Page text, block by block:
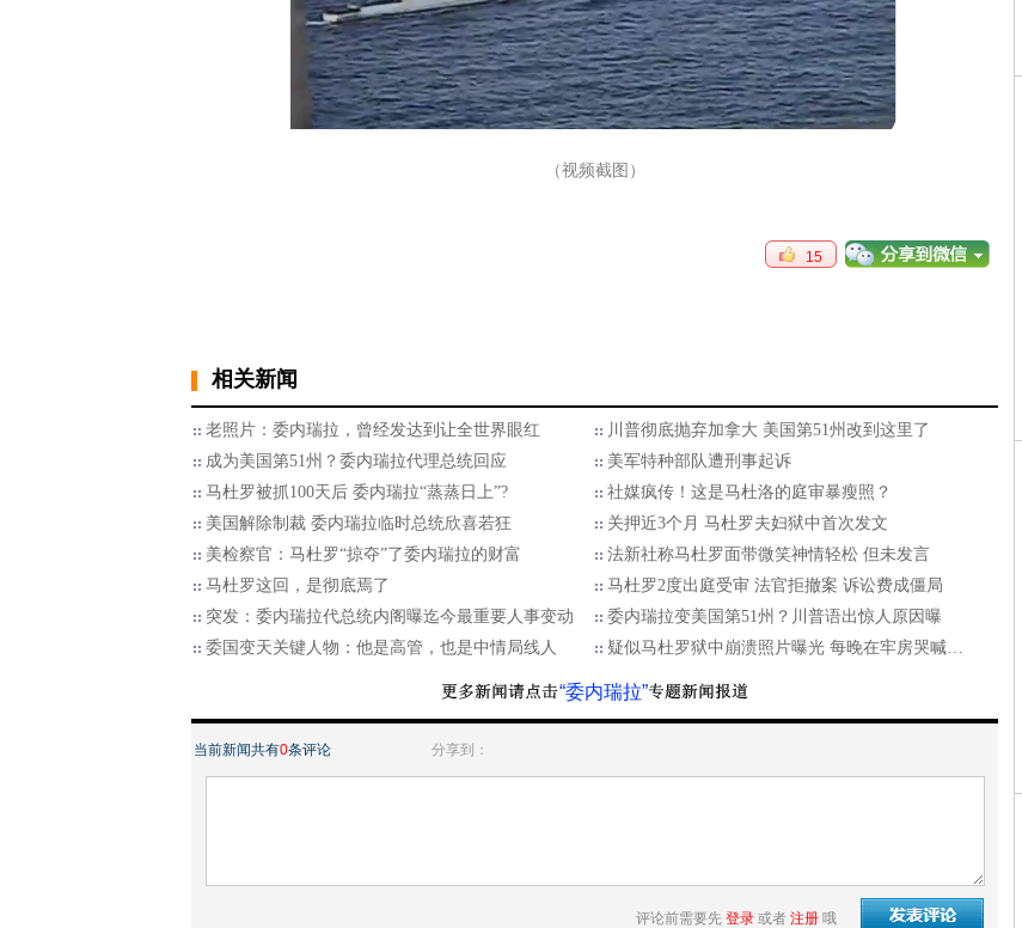
（视频截图）
15
相关新闻
老照片：委内瑞拉，曾经发达到让全世界眼红
川普彻底抛弃加拿大 美国第51州改到这里了
成为美国第51州？委内瑞拉代理总统回应
美军特种部队遭刑事起诉
马杜罗被抓100天后 委内瑞拉“蒸蒸日上”?
社媒疯传！这是马杜洛的庭审暴瘦照？
美国解除制裁 委内瑞拉临时总统欣喜若狂
关押近3个月 马杜罗夫妇狱中首次发文
美检察官：马杜罗“掠夺”了委内瑞拉的财富
法新社称马杜罗面带微笑神情轻松 但未发言
马杜罗这回，是彻底焉了
马杜罗2度出庭受审 法官拒撤案 诉讼费成僵局
突发：委内瑞拉代总统内阁曝迄今最重要人事变动
委内瑞拉变美国第51州？川普语出惊人原因曝
委国变天关键人物：他是高管，也是中情局线人
疑似马杜罗狱中崩溃照片曝光 每晚在牢房哭喊…
“委内瑞拉”
当前新闻共有0条评论 分享到：
评论前需要先 登录 或者 注册 哦